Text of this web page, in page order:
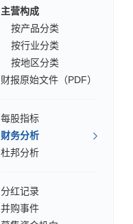
主营构成
按产品分类
按行业分类
按地区分类
财报原始文件（PDF）
每股指标
财务分析
杜邦分析
分红记录
并购事件